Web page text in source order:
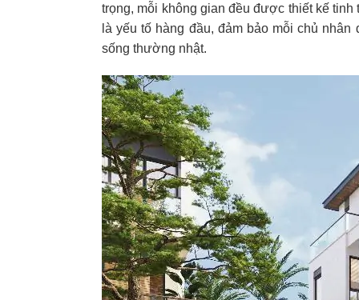
trọng, mỗi không gian đều được thiết kế
là yếu tố hàng đầu, đảm bảo mỗi chủ
sống thường nhật.